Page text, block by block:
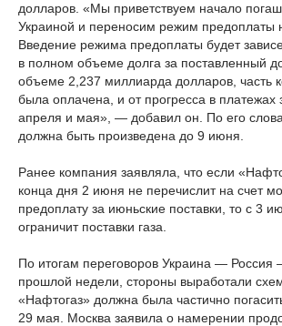
долларов. «Мы приветствуем начало
Украиной и переносим режим предоплаты
Введение режима предоплаты будет
в полном объеме долга за поставленный
объеме 2,237 миллиарда долларов, часть
была оплачена, и от прогресса в платежах
апреля и мая», — добавил он. По его
должна быть произведена до 9 июня.
Ранее компания заявляла, что если
конца дня 2 июня не перечислит на счет
предоплату за июньские поставки, то с 3
ограничит поставки газа.
По итогам переговоров Украина —
прошлой недели, стороны выработали
«Нафтогаз» должна была частично
29 мая. Москва заявила о намерении